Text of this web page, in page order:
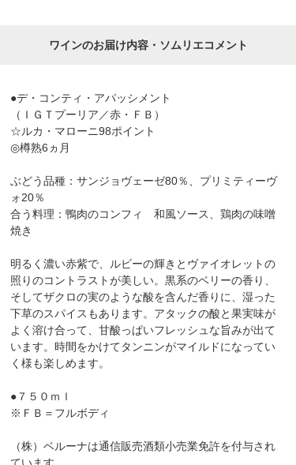
ワインのお届け内容・ソムリエコメント
●デ・コンティ・アパッシメント
（ＩＧＴプーリア／赤・ＦＢ）
☆ルカ・マローニ98ポイント
◎樽熟6ヵ月
ぶどう品種：サンジョヴェーゼ80％、プリミティーヴ
ォ20％
合う料理：鴨肉のコンフィ 和風ソース、鶏肉の味噌
焼き
明るく濃い赤紫で、ルビーの輝きとヴァイオレットの
照りのコントラストが美しい。黒系のベリーの香り、
そしてザクロの実のような酸を含んだ香りに、湿った
下草のスパイスもあります。アタックの酸と果実味が
よく溶け合って、甘酸っぱいフレッシュな旨みが出て
います。時間をかけてタンニンがマイルドになってい
く様も楽しめます。
●７５０ｍｌ
※ＦＢ＝フルボディ
（株）ベルーナは通信販売酒類小売業免許を付与され